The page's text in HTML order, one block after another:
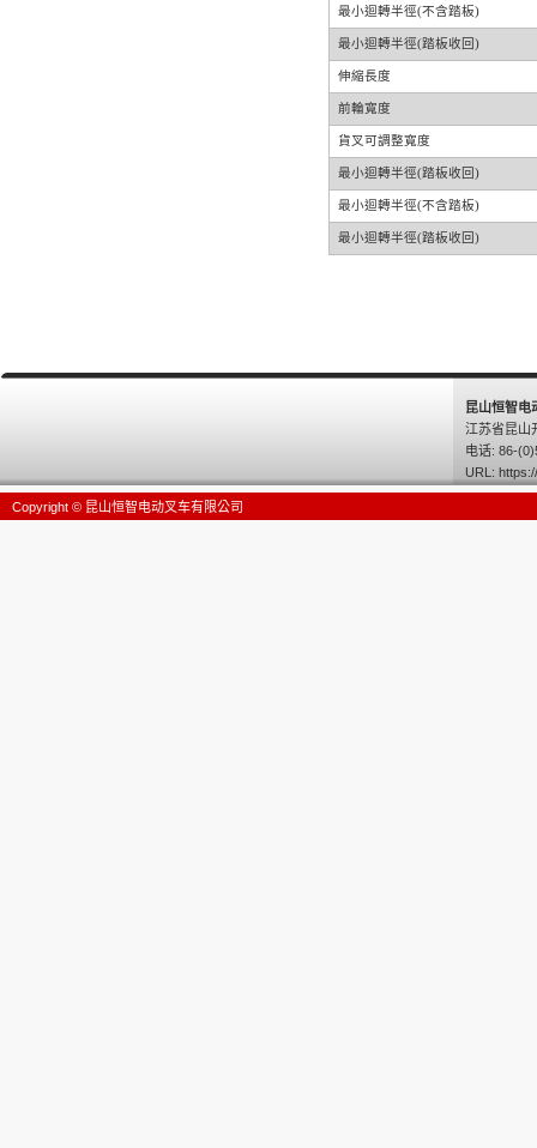
最小迴轉半徑(不含踏板)
最小迴轉半徑(踏板收回)
伸縮長度
前輪寬度
貨叉可調整寬度
最小迴轉半徑(踏板收回)
最小迴轉半徑(不含踏板)
最小迴轉半徑(踏板收回)
昆山恒智电
江苏省昆山
电话: 86-
URL:
Copyright © 昆山恒智电动叉车有限公司